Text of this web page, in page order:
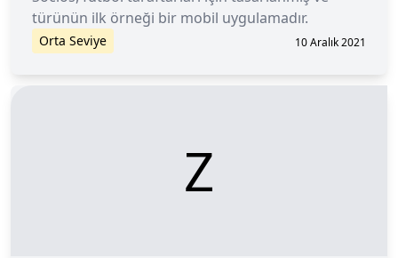
türünün ilk örneği bir mobil uygulamadır.
Orta Seviye 10 Aralık 2021
Z